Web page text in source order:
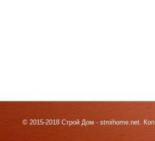
© 2015-2018 Строй Дом - stroihome.net.